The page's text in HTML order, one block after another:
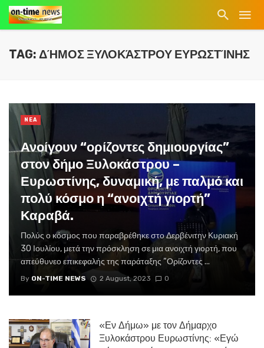
TAG: ΔΉΜΟΣ ΞΥΛΟΚΆΣΤΡΟΥ ΕΥΡΩΣΤΊΝΗΣ
Ανοίγουν “ορίζοντες δημιουργίας”
στον δήμο Ξυλοκάστρου –
Ευρωστίνης, δυναμική, με παλμό και
πολύ κόσμο η “ανοιχτή γιορτή”
Καραβά.
Πολύς ο κόσμος που παραβρέθηκε στο Δερβένιτην Κυριακή
30 Ιουλίου, μετά την πρόσκληση σε μια ανοιχτή γιορτή, που
απεύθυνεο επικεφαλής της παράταξης “Ορίζοντες ...
By ON-TIME NEWS 2 August, 2023 0
NEA
«Εν Δήμω» με τον Δήμαρχο
Ξυλοκάστρου Ευρωστίνης: «Εγώ